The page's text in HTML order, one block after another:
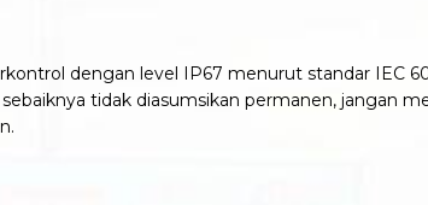
dengan level IP67 menurut standar IEC
tidak diasumsikan permanen, jangan